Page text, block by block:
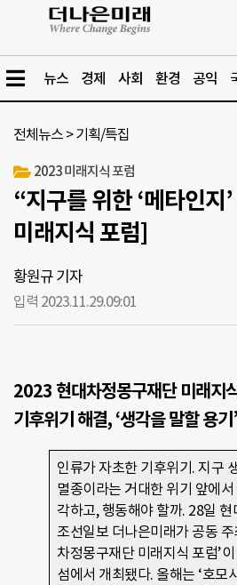
뉴스 경제 사회 환경 공익
전체뉴스 >기획/특집
2023 미래지식 포럼
“지구를 위한 ‘메타인
미래지식 포럼]
황원규 기자
입력 2023.11.29.09:01
2023 현대차정몽구재단 미래지
기후위기 해결, ‘생각을 말할 용기
인류가 자초한 기후위기. 지구
멸종이라는 거대한 위기 앞에
각하고, 행동해야 할까. 28일
조선일보 더나은미래가 공동
차정몽구재단 미래지식 포럼’
섬에서 개최됐다. 올해는 ‘호모